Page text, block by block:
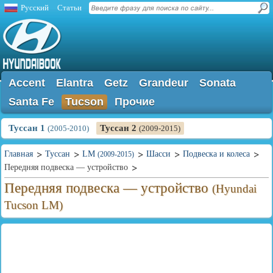
Русский Статьи
Accent Elantra Getz Grandeur
Sonata
Santa Fe
Tucson Прочие
Туссан 1 (2005-2010) Туссан 2 (2009-2015)
Главная Туссан LM (2009-2015) Шасси
Подвеска и колеса
Передняя подвеска — устройство
Передняя подвеска — устройство (Hyundai
Tucson LM)